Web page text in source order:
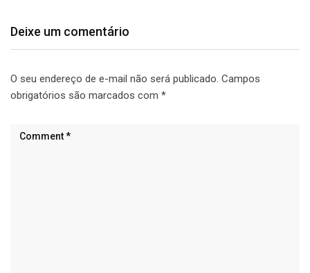
Deixe um comentário
O seu endereço de e-mail não será publicado. Campos
obrigatórios são marcados com *